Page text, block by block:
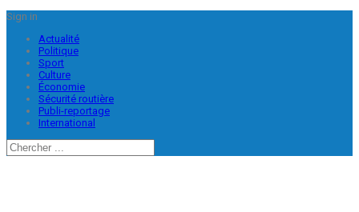
Sign in
Actualité
Politique
Sport
Culture
Économie
Sécurité routière
Publi-reportage
International